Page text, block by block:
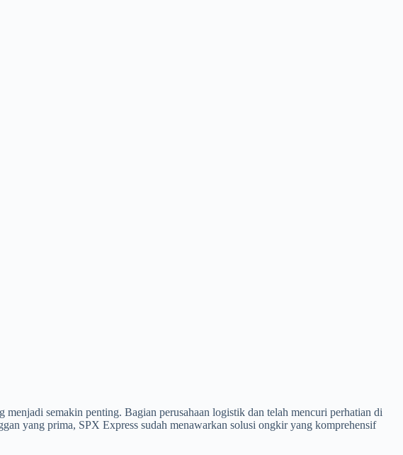
semakin penting. Bagian perusahaan logistik dan telah mencuri perhatian di
yang prima, SPX Express sudah menawarkan solusi ongkir yang komprehensif